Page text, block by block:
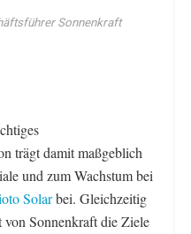
Sonnenkraft
trägt damit maßgeblich
und zum Wachstum bei
Solarbei. Gleichzeitig
Sonnenkraft die Ziele